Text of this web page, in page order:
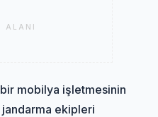
ALANI
mobilya işletmesinin
ekipleri